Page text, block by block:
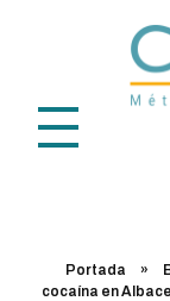
Portada »
cocaína en